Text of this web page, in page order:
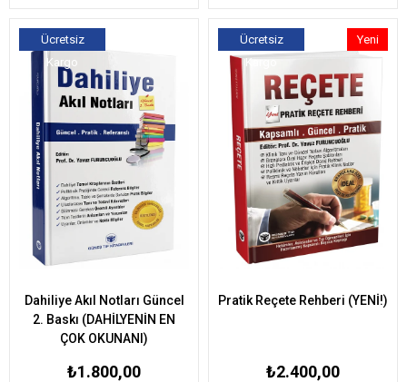
Dahiliye Akıl Notları Güncel
2. Baskı (DAHİLYENİN EN
ÇOK OKUNANI)
₺1.800,00
Ücretsiz
Kargo
Pratik Reçete Rehberi (YENİ!)
₺2.400,00
Ücretsiz
Kargo
Yeni